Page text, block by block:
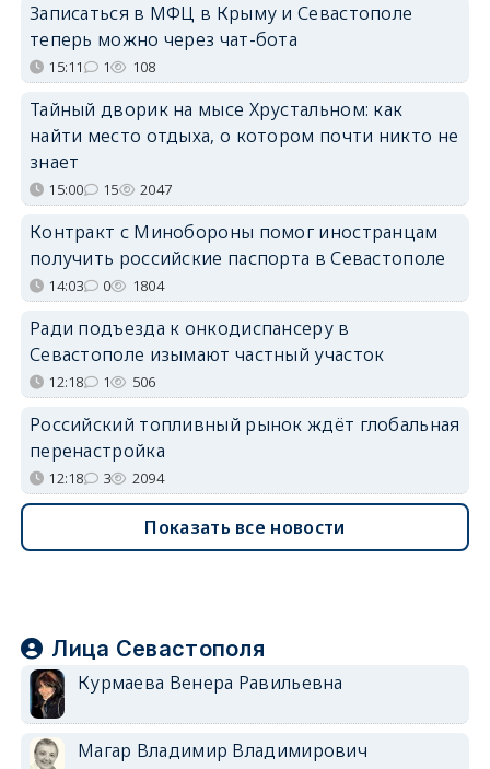
Записаться в МФЦ в Крыму и Севастополе
теперь можно через чат-бота
15:11 1 108
Тайный дворик на мысе Хрустальном: как
найти место отдыха, о котором почти никто не
знает
15:00 15 2047
Контракт с Минобороны помог иностранцам
получить российские паспорта в Севастополе
14:03 0 1804
Ради подъезда к онкодиспансеру в
Севастополе изымают частный участок
12:18 1 506
Российский топливный рынок ждёт глобальная
перенастройка
12:18 3 2094
Показать все новости
Лица Севастополя
Курмаева Венера Равильевна
Магар Владимир Владимирович